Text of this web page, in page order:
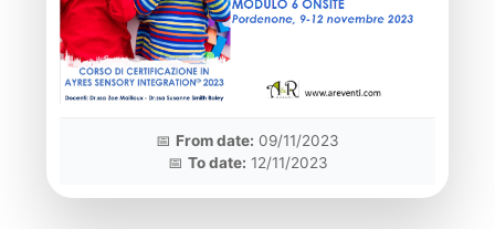
📅 From date: 09/11/2023
📅 To date: 12/11/2023